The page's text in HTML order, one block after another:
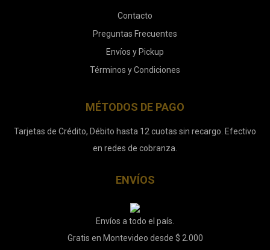
Contacto
Preguntas Frecuentes
Envíos y Pickup
Términos y Condiciones
MÉTODOS DE PAGO
Tarjetas de Crédito, Débito hasta 12 cuotas sin recargo. Efectivo
en redes de cobranza.
ENVÍOS
Envíos a todo el país.
Gratis en Montevideo desde $ 2.000